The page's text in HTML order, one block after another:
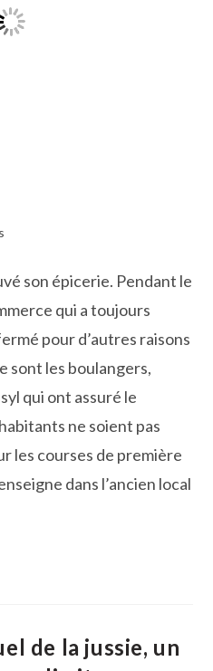
son épicerie. Pendant le
qui a toujours
pour d’autres raisons
sont les boulangers,
qui ont assuré le
ne soient pas
les courses de première
dans l’ancien local
de la jussie, un